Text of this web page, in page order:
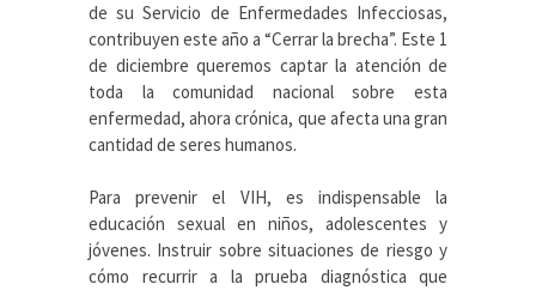
de su Servicio de Enfermedades Infecciosas,
contribuyen este año a “Cerrar la brecha”. Este 1
de diciembre queremos captar la atención de
toda la comunidad nacional sobre esta
enfermedad, ahora crónica, que afecta una gran
cantidad de seres humanos.
Para prevenir el VIH, es indispensable la
educación sexual en niños, adolescentes y
jóvenes. Instruir sobre situaciones de riesgo y
cómo recurrir a la prueba diagnóstica que